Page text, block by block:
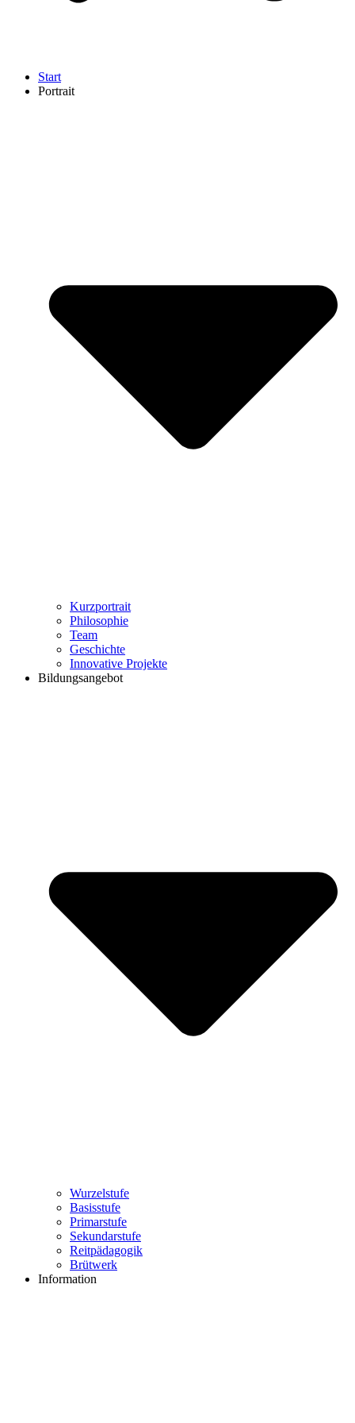
Start
Portrait
Kurzportrait
Philosophie
Team
Geschichte
Innovative Projekte
Bildungsangebot
Wurzelstufe
Basisstufe
Primarstufe
Sekundarstufe
Reitpädagogik
Brütwerk
Information